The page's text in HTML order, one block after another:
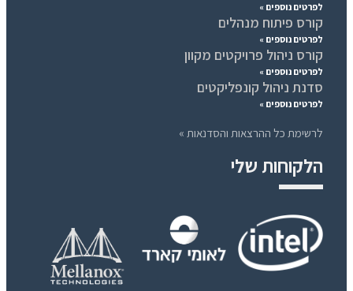
לפרטים נוספים »
קורס פיתוח מנהלים
לפרטים נוספים »
קורס ניהול פרויקטים מקוון
לפרטים נוספים »
סדנת ניהול קונפליקטים
לפרטים נוספים »
לרשימת כל ההרצאות והסדנאות »
הלקוחות שלי